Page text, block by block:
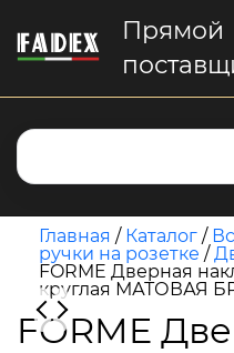
Прямой
Главная / Каталог /
ручки на розетке /
FORME Дверная
круглая МАТОВАЯ
FORME